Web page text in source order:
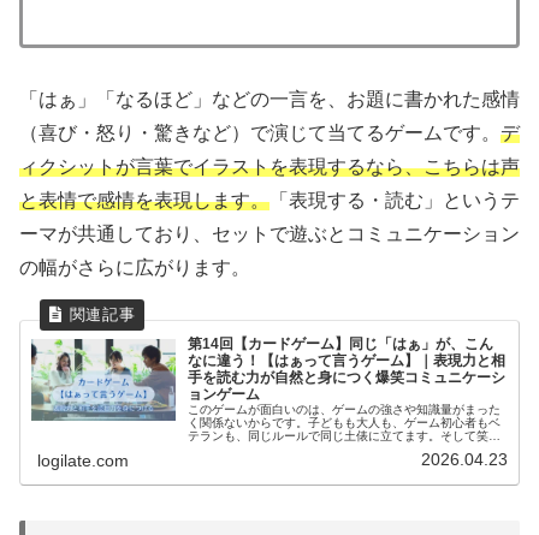
「はぁ」「なるほど」などの一言を、お題に書かれた感情
（喜び・怒り・驚きなど）で演じて当てるゲームです。 デ
ィクシットが言葉でイラストを表現するなら、こちらは声
と表情で感情を表現します。 「表現する・読む」というテ
ーマが共通しており、セットで遊ぶとコミュニケーション
の幅がさらに広がります。
第14回【カードゲーム】同じ「はぁ」が、こん
なに違う！【はぁって言うゲーム】｜表現力と相
手を読む力が自然と身につく爆笑コミュニケーシ
ョンゲーム
このゲームが面白いのは、ゲームの強さや知識量がまった
く関係ないからです。子どもも大人も、ゲーム初心者もベ
テランも、同じルールで同じ土俵に立てます。そして笑い
logilate.com 2026.04.23